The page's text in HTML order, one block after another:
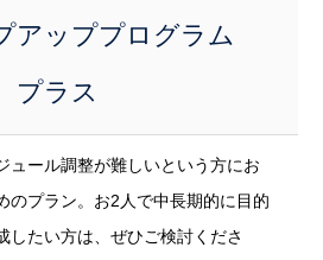
アッププログラム
プラス
ュール調整が難しいという方にお
のプラン。お2人で中長期的に目的
したい方は、ぜひご検討くださ